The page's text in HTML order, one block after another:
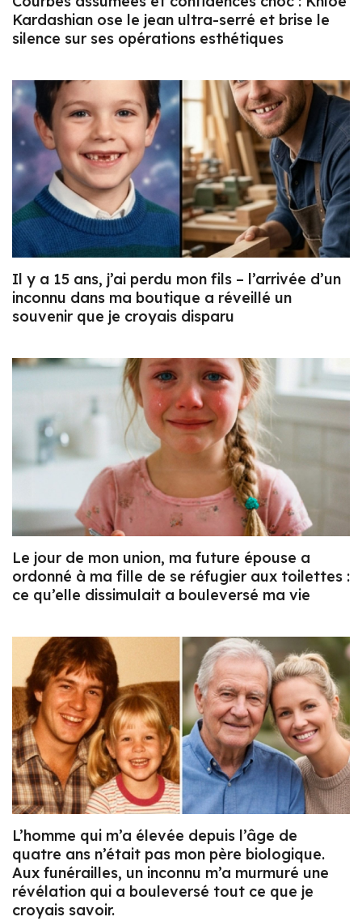
Kardashian ose le jean ultra-serré et brise le
silence sur ses opérations esthétiques
Il y a 15 ans, j’ai perdu mon fils – l’arrivée d’un
inconnu dans ma boutique a réveillé un
souvenir que je croyais disparu
Le jour de mon union, ma future épouse a
ordonné à ma fille de se réfugier aux toilettes :
ce qu’elle dissimulait a bouleversé ma vie
L’homme qui m’a élevée depuis l’âge de
quatre ans n’était pas mon père biologique.
Aux funérailles, un inconnu m’a murmuré une
révélation qui a bouleversé tout ce que je
croyais savoir.